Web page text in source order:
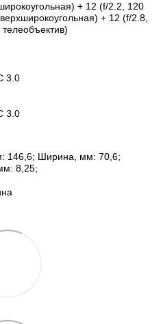
+ 12 (f/2.2, 120
+ 12 (f/2.8,
3.0
3.0
146,6; Ширина, мм: 70,6;
8,25;